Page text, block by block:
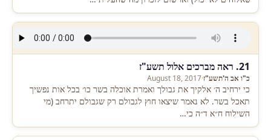
21. ראה מברכים אלול תשע"ז
כ"ו אב ה'תשע"ז·
August 18, 2017
כי ירחיב ה׳ אלקיך את גבולך ואמרת אוכלה בשר כו׳ בכל אות נפשיך
תאכל בשר. לא נאמר שיצאו חוץ לגבולם רק שגבולם יתרחב (מי
השילוח ח״א ד״ה כי…